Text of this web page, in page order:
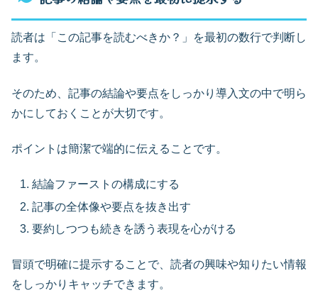
読者は「この記事を読むべきか？」を最初の数行で判断し
ます。
そのため、記事の結論や要点をしっかり導入文の中で明ら
かにしておくことが大切です。
ポイントは簡潔で端的に伝えることです。
結論ファーストの構成にする
記事の全体像や要点を抜き出す
要約しつつも続きを誘う表現を心がける
冒頭で明確に提示することで、読者の興味や知りたい情報
をしっかりキャッチできます。